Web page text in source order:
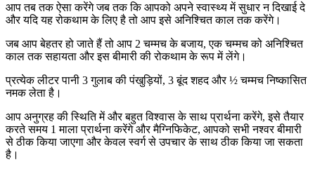
आप तब तक ऐसा करेंगे जब तक कि आपको अपने स्वास्थ्य में सुधार न दिखाई दे
और यदि यह रोकथाम के लिए है तो आप इसे अनिश्चित काल तक करेंगे।
जब आप बेहतर हो जाते हैं तो आप 2 चम्मच के बजाय, एक चम्मच को अनिश्चित
काल तक सहायता और इस बीमारी की रोकथाम के रूप में लेंगे।
प्रत्येक लीटर पानी 3 गुलाब की पंखुड़ियों, 3 बूंद शहद और ½ चम्मच निष्कासित
नमक लेता है।
आप अनुग्रह की स्थिति में और बहुत विश्वास के साथ प्रार्थना करेंगे, इसे तैयार
करते समय 1 माला प्रार्थना करेंगे और मैग्निफिकेट, आपको सभी नश्वर बीमारी
से ठीक किया जाएगा और केवल स्वर्ग से उपचार के साथ ठीक किया जा सकता
है।